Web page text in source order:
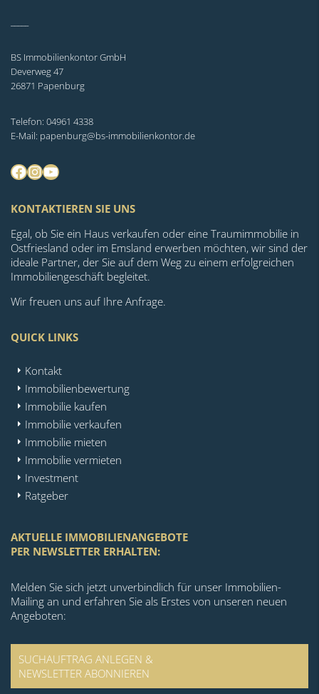
BS Immobilienkontor GmbH
Deverweg 47
26871 Papenburg
Telefon: 04961 4338
E-Mail: papenburg@bs-immobilienkontor.de
Facebook
Instagram
YouTube
KONTAKTIEREN SIE UNS
Egal, ob Sie ein Haus verkaufen oder eine Traumimmobilie in
Ostfriesland oder im Emsland erwerben möchten, wir sind der
ideale Partner, der Sie auf dem Weg zu einem erfolgreichen
Immobiliengeschäft begleitet.
Wir freuen uns auf Ihre Anfrage.
QUICK LINKS
Kontakt
Immobilienbewertung
Immobilie kaufen
Immobilie verkaufen
Immobilie mieten
Immobilie vermieten
Investment
Ratgeber
AKTUELLE IMMOBILIENANGEBOTE
PER NEWSLETTER ERHALTEN:
Melden Sie sich jetzt unverbindlich für unser Immobilien-
Mailing an und erfahren Sie als Erstes von unseren neuen
Angeboten:
SUCHAUFTRAG ANLEGEN &
NEWSLETTER ABONNIEREN